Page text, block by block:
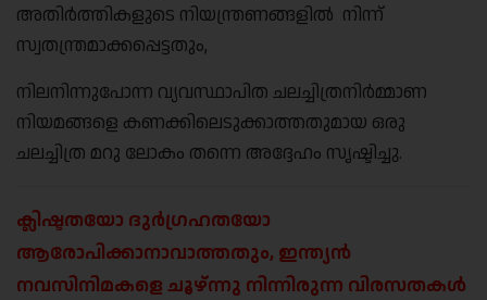
അതിർത്തികളുടെ നിയന്ത്രണങ്ങളിൽ നിന്ന്
സ്വതന്ത്രമാക്കപ്പെട്ടതും,
നിലനിന്നുപോന്ന വ്യവസ്ഥാപിത ചലച്ചിത്രനിർമ്മാണ
നിയമങ്ങളെ കണക്കിലെടുക്കാത്തതുമായ ഒരു
ചലച്ചിത്ര മറു ലോകം തന്നെ അദ്ദേഹം സൃഷ്ടിച്ചു.
ക്ലിഷ്ടതയോ ദുർഗ്രഹതയോ
ആരോപിക്കാനാവാത്തതും, ഇന്ത്യൻ
നവസിനിമകളെ ചൂഴ്ന്നു നിന്നിരുന്ന വിരസതകൾ